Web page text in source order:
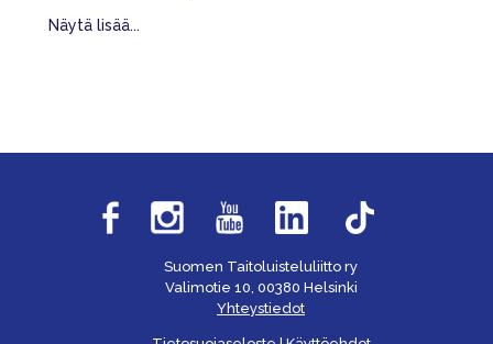
Näytä lisää...
Suomen Taitoluisteluliitto ry
Valimotie 10, 00380 Helsinki
Yhteystiedot